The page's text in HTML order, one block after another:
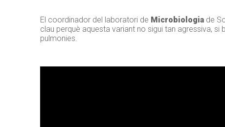
El coordinador del laboratori de Microbiologia de
clau perquè aquesta variant no sigui tan agressiva,
pulmonies.